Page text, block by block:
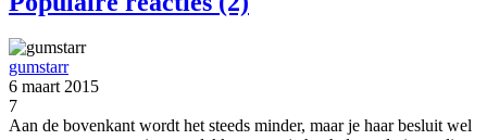
gumstarr
6 maart 2015
7
Aan de bovenkant wordt het steeds minder, maar je haar besluit wel